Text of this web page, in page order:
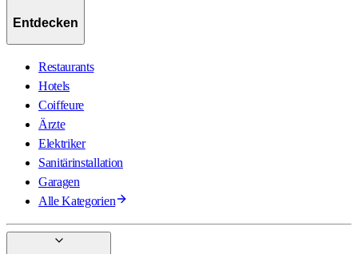
Entdecken
Restaurants
Hotels
Coiffeure
Ärzte
Elektriker
Sanitärinstallation
Garagen
Alle Kategorien